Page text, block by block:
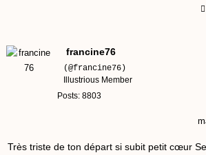
francine76
(@francine76)
Illustrious Member
Posts: 8803
Très triste de ton départ si subit petit cœur